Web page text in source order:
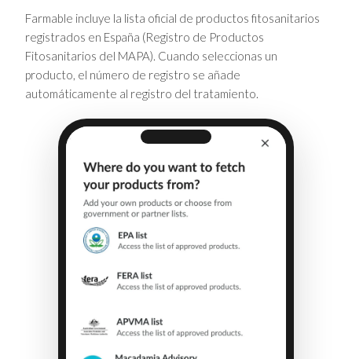
Farmable incluye la lista oficial de productos fitosanitarios
registrados en España (Registro de Productos
Fitosanitarios del MAPA). Cuando seleccionas un
producto, el número de registro se añade
automáticamente al registro del tratamiento.